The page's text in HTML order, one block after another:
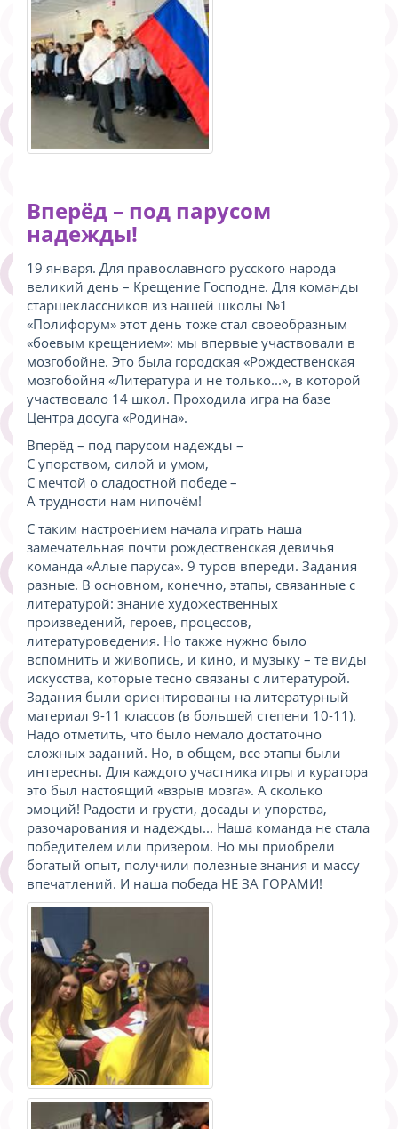
Вперёд – под парусом
надежды!
19 января. Для православного русского народа
великий день – Крещение Господне. Для команды
старшеклассников из нашей школы №1
«Полифорум» этот день тоже стал своеобразным
«боевым крещением»: мы впервые участвовали в
мозгобойне. Это была городская «Рождественская
мозгобойня «Литература и не только...», в которой
участвовало 14 школ. Проходила игра на базе
Центра досуга «Родина».
Вперёд – под парусом надежды –
С упорством, силой и умом,
С мечтой о сладостной победе –
А трудности нам нипочём!
С таким настроением начала играть наша
замечательная почти рождественская девичья
команда «Алые паруса». 9 туров впереди. Задания
разные. В основном, конечно, этапы, связанные с
литературой: знание художественных
произведений, героев, процессов,
литературоведения. Но также нужно было
вспомнить и живопись, и кино, и музыку – те виды
искусства, которые тесно связаны с литературой.
Задания были ориентированы на литературный
материал 9-11 классов (в большей степени 10-11).
Надо отметить, что было немало достаточно
сложных заданий. Но, в общем, все этапы были
интересны. Для каждого участника игры и куратора
это был настоящий «взрыв мозга». А сколько
эмоций! Радости и грусти, досады и упорства,
разочарования и надежды... Наша команда не стала
победителем или призёром. Но мы приобрели
богатый опыт, получили полезные знания и массу
впечатлений. И наша победа НЕ ЗА ГОРАМИ!